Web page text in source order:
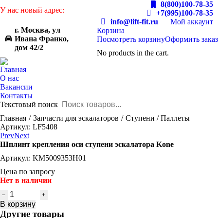
У нас новый адрес:
г. Москва, ул
Ивана Франко,
дом 42/2
8(800)100-78-35
+7(995)100-78-35
info@lift-fit.ru
Мой аккаунт
Корзина
Посмотреть корзинуОформить заказ
No products in the cart.
Главная
О нас
Вакансии
Контакты
Текстовый поиск
You are here:
Главная Запчасти для эскалаторов
Ступени / Паллеты
Артикул: LF5408
PrevNext
Шплинт крепления оси ступени эскалатора Kone
Артикул: KM5009353H01
Цена по запросу
Нет в наличии
Количество
товара
Шплинт
В корзину
Другие товары